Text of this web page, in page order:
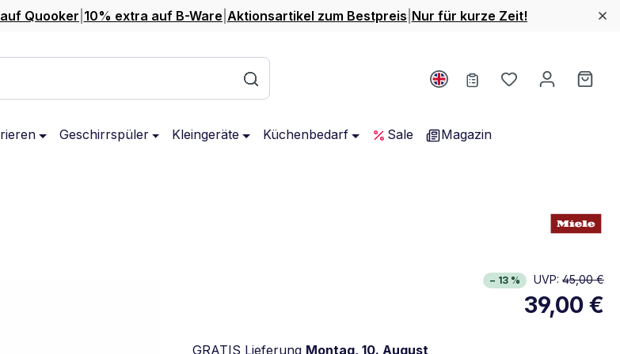
Quooker 10% extra auf B-Ware Aktionsartikel zum Bestpreis Nur für kurze Zeit!
Du hast 0
Geschirrspüler Kleingeräte Küchenbedarf Sale Magazin
− 13 % UVP: 45,00 €
39,00 €
GRATIS Lieferung Montag, 10. August